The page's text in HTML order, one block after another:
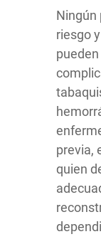
Ningún
riesgo
previa,
quien